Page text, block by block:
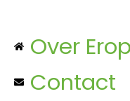
Over
Contact